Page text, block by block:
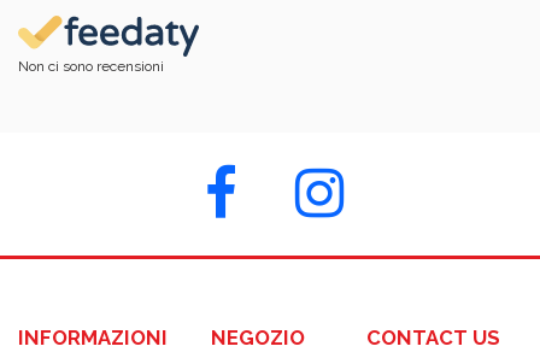
Non ci sono recensioni
INFORMAZIONI NEGOZIO CONTACT US